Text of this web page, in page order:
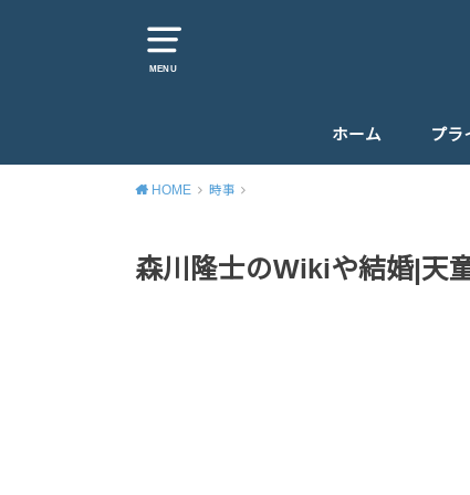
MENU
ホーム プラ
HOME 時事
森川隆士のWikiや結婚|天